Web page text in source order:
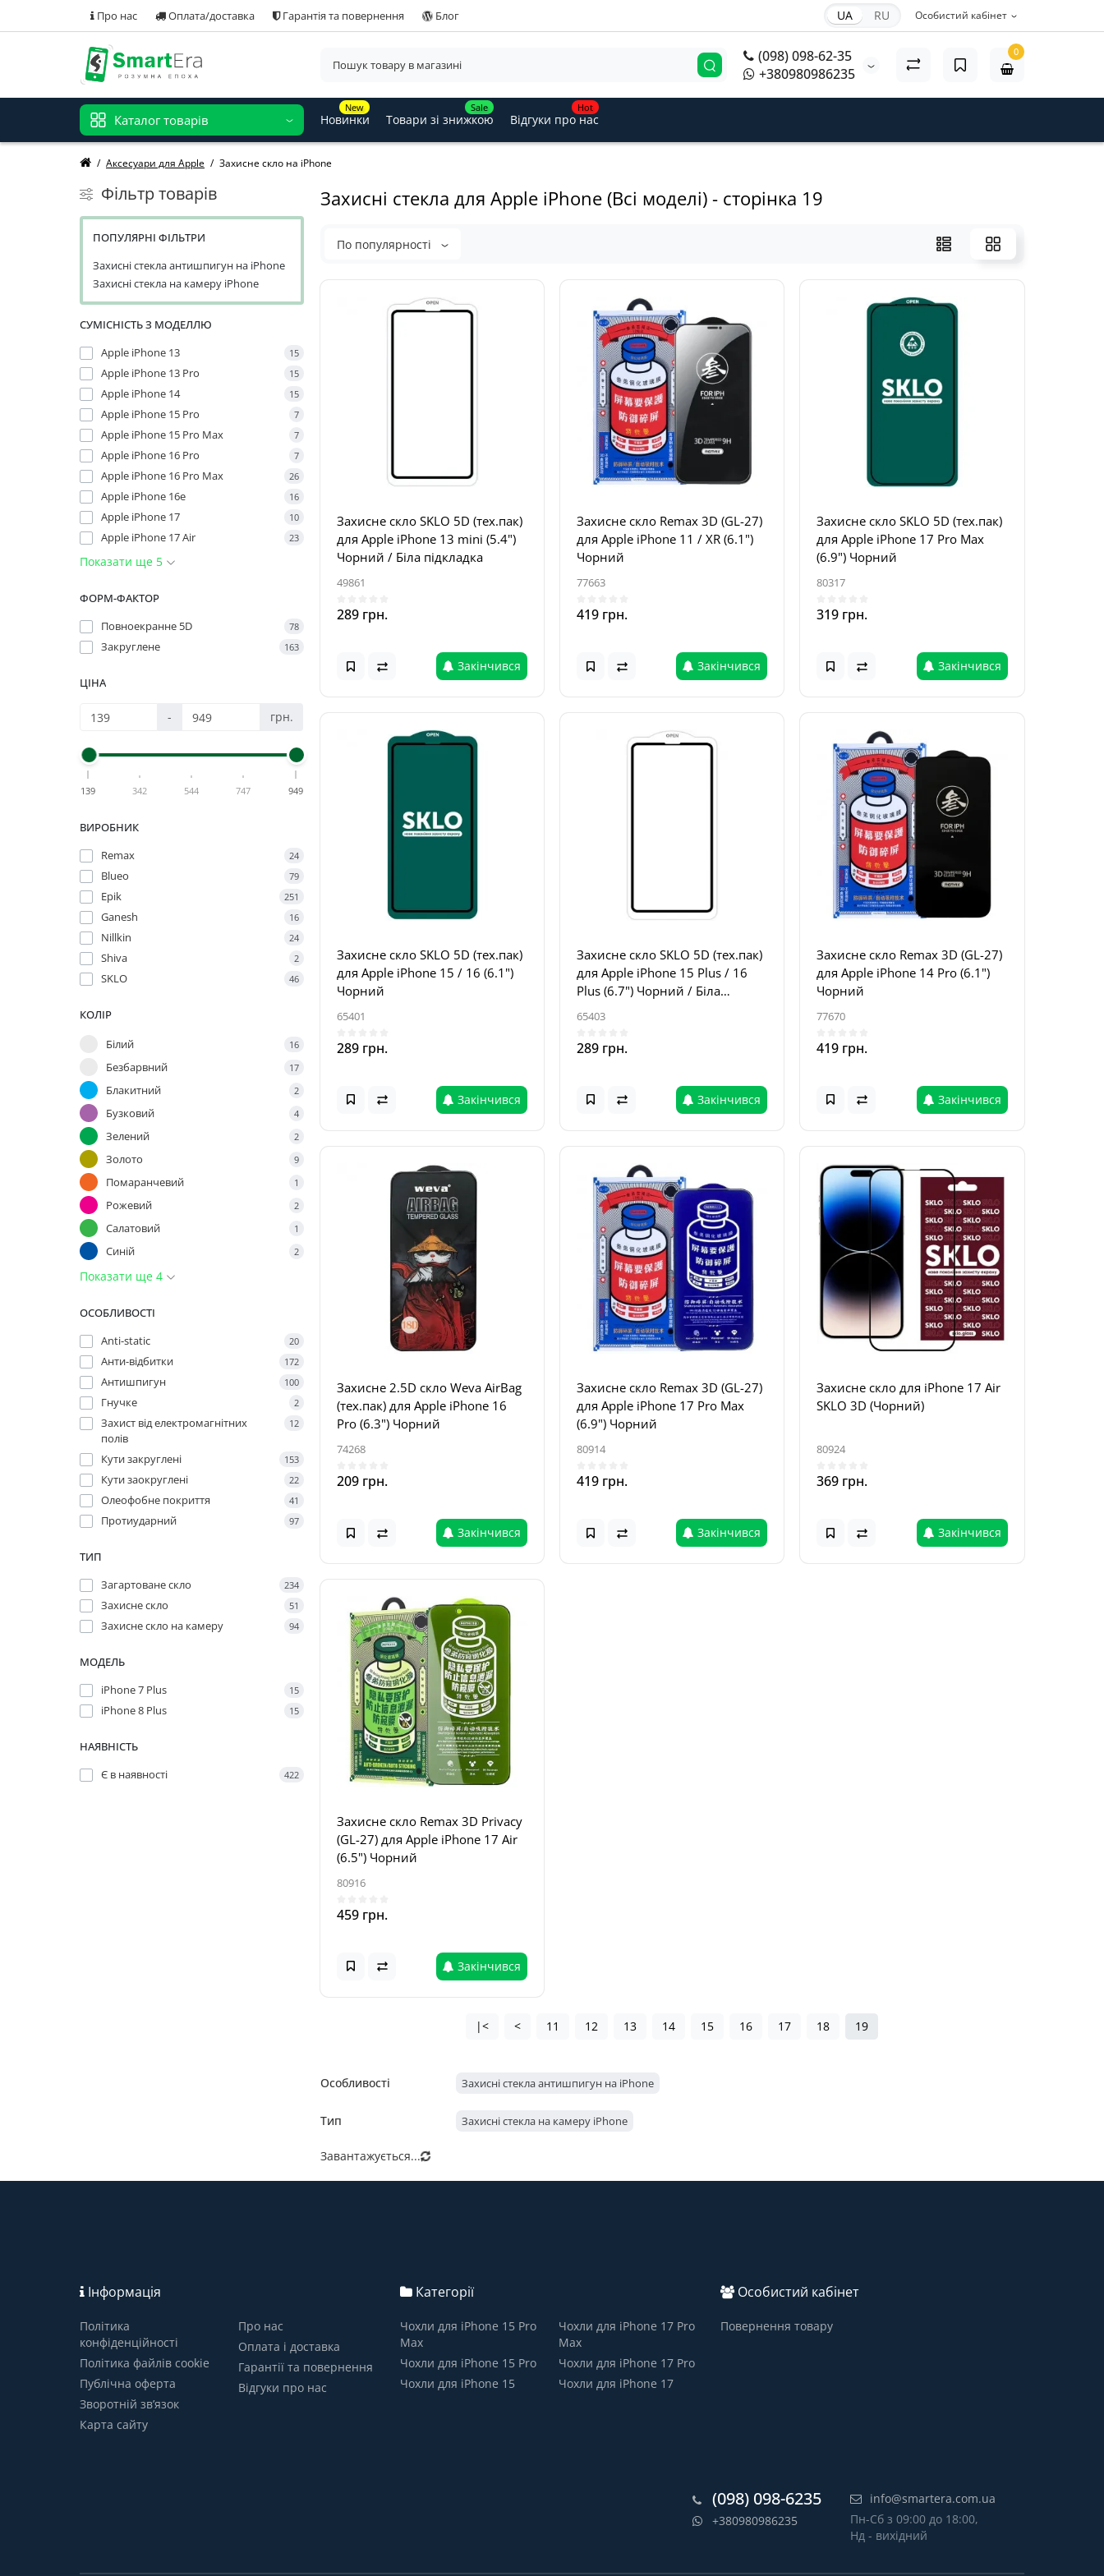
Про нас Оплата/доставка Гарантія та повернення Блог Особистий кабінет
UA RU
(098) 098-62-35
+380980986235
0
Каталог товарів
New
Новинки
Sale
Товари зі знижкою
Hot
Відгуки про нас
Аксесуари для Apple Захисне скло на iPhone
Фільтр товарів
ПОПУЛЯРНІ ФІЛЬТРИ
Захисні стекла антишпигун на iPhone
Захисні стекла на камеру iPhone
СУМІСНІСТЬ З МОДЕЛЛЮ
Apple iPhone 13
15
Apple iPhone 13 Pro 15
Apple iPhone 14 15
Apple iPhone 15 Pro 7
Apple iPhone 15 Pro Max 7
Apple iPhone 16 Pro 7
Apple iPhone 16 Pro Max 26
Apple iPhone 16e 16
Apple iPhone 17 10
Apple iPhone 17 Air 23
Показати ще 5
ФОРМ-ФАКТОР
Повноекранне 5D
78
Закруглене 163
ЦІНА
- грн.
139 342 544 747 949
ВИРОБНИК
Remax
24
Blueo 79
Epik 251
Ganesh 16
Nillkin 24
Shiva 2
SKLO 46
КОЛІР
Білий
16
Безбарвний 17
Блакитний 2
Бузковий 4
Зелений 2
Золото 9
Помаранчевий 1
Рожевий 2
Салатовий 1
Синій 2
Показати ще 4
ОСОБЛИВОСТІ
Anti-static
20
Анти-відбитки 172
Антишпигун 100
Гнучке 2
Захист від електромагнітних
полів
12
Кути закруглені 153
Кути заокруглені 22
Олеофобне покриття 41
Протиударний 97
ТИП
Загартоване скло
234
Захисне скло 51
Захисне скло на камеру 94
МОДЕЛЬ
iPhone 7 Plus
15
iPhone 8 Plus 15
НАЯВНІСТЬ
Є в наявності
422
Захисні стекла для Apple iPhone (Всі моделі) - сторінка 19
По популярності
Захисне скло SKLO 5D (тех.пак)
для Apple iPhone 13 mini (5.4")
Чорний / Біла підкладка
49861
289 грн.
Закінчився
Захисне скло Remax 3D (GL-27)
для Apple iPhone 11 / XR (6.1")
Чорний
77663
419 грн.
Закінчився
Захисне скло SKLO 5D (тех.пак)
для Apple iPhone 17 Pro Max
(6.9") Чорний
80317
319 грн.
Закінчився
Захисне скло SKLO 5D (тех.пак)
для Apple iPhone 15 / 16 (6.1")
Чорний
65401
289 грн.
Закінчився
Захисне скло SKLO 5D (тех.пак)
для Apple iPhone 15 Plus / 16
Plus (6.7") Чорний / Біла
65403
289 грн.
Закінчився
Захисне скло Remax 3D (GL-27)
для Apple iPhone 14 Pro (6.1")
Чорний
77670
419 грн.
Закінчився
Захисне 2.5D скло Weva AirBag
(тех.пак) для Apple iPhone 16
Pro (6.3") Чорний
74268
209 грн.
Закінчився
Захисне скло Remax 3D (GL-27)
для Apple iPhone 17 Pro Max
(6.9") Чорний
80914
419 грн.
Закінчився
Захисне скло для iPhone 17 Air
SKLO 3D (Чорний)
80924
369 грн.
Закінчився
Захисне скло Remax 3D Privacy
(GL-27) для Apple iPhone 17 Air
(6.5") Чорний
80916
459 грн.
Закінчився
|< < 11 12 13 14 15 16 17 18 19
Особливості Захисні стекла антишпигун на iPhone
Тип Захисні стекла на камеру iPhone
Завантажується...
Інформація
Політика
конфіденційності
Політика файлів cookie
Публічна оферта
Зворотній зв’язок
Карта сайту
Про нас
Оплата і доставка
Гарантії та повернення
Відгуки про нас
Категорії
Чохли для iPhone 15 Pro
Max
Чохли для iPhone 15 Pro
Чохли для iPhone 15
Чохли для iPhone 17 Pro
Max
Чохли для iPhone 17 Pro
Чохли для iPhone 17
Особистий кабінет
Повернення товару
(098) 098-6235
+380980986235
info@smartera.com.ua
Пн-Сб з 09:00 до 18:00,
Нд - вихідний